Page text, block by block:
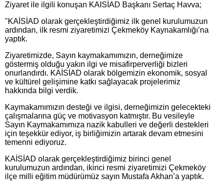
Ziyaret ile ilgili konuşan KAISİAD Başkanı Sertaç Havva;
"KAİSİAD olarak gerçekleştirdiğimiz ilk genel kurulumuzun
ardından, ilk resmi ziyaretimizi Çekmeköy Kaynakamlığı’na
yaptık.
Ziyaretimizde, Sayın kaymakamımızın, derneğimize
göstermiş olduğu yakın ilgi ve misafirperverliği bizleri
onurlandırdı. KAİSİAD olarak bölgemizin ekonomik, sosyal
ve kültürel gelişimine katkı sağlayacak projelerimiz
hakkında bilgi verdik.
Kaymakamımızın desteği ve ilgisi, derneğimizin gelecekteki
çalışmalarına güç ve motivasyon katmıştır. Bu vesileyle
Sayın Kaymakamımıza nazik kabulleri ve değerli destekleri
için teşekkür ediyor, iş birliğimizin artarak devam etmesini
temenni ediyoruz.
KAİSİAD olarak gerçekleştirdiğimiz birinci genel
kurulumuzun ardından, ikinci resmi ziyaretimizi Çekmeköy
ilçe milli eğitim müdürümüz sayın Mustafa Akhan’a yaptık.